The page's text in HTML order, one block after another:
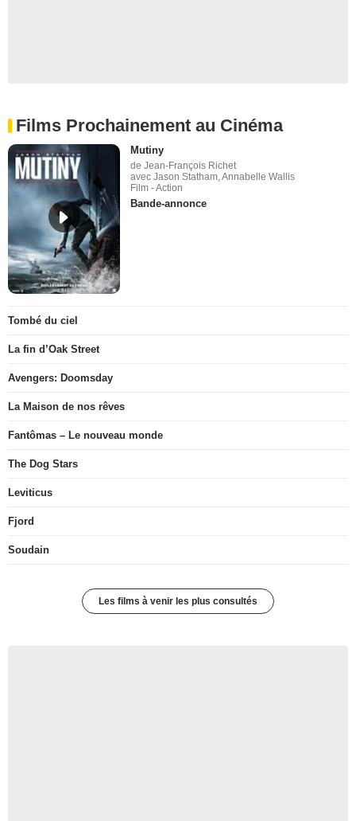
Films Prochainement au Cinéma
Mutiny
de Jean-François Richet
avec Jason Statham, Annabelle Wallis
Film - Action
Bande-annonce
Tombé du ciel
La fin d’Oak Street
Avengers: Doomsday
La Maison de nos rêves
Fantômas – Le nouveau monde
The Dog Stars
Leviticus
Fjord
Soudain
Les films à venir les plus consultés